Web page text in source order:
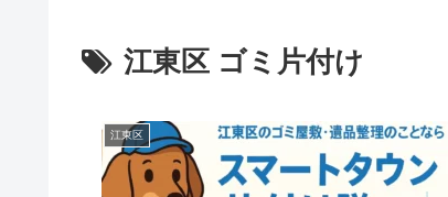
江東区 ゴミ片付け
江東区